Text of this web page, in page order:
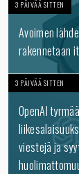
3 PÄIVÄÄ SITTEN
Avoimen
rakennetaan
3 PÄIVÄÄ SITTEN
OpenAI
viestejä ja